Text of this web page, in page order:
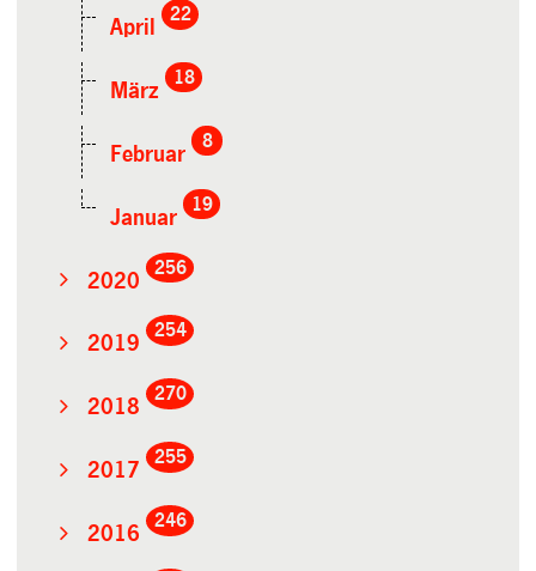
April
22
März
18
Februar
8
Januar
19
2020
256
2019
254
2018
270
2017
255
2016
246